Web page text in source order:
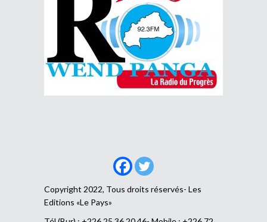
Copyright 2022, Tous droits réservés- Les
Editions «Le Pays»